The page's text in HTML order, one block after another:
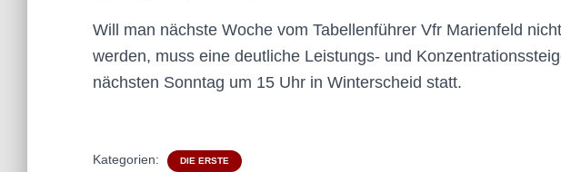
Will man nächste Woche vom Tabellenführer Vfr Marienfeld
werden, muss eine deutliche Leistungs- und
nächsten Sonntag um 15 Uhr in Winterscheid statt.
Kategorien: DIE ERSTE